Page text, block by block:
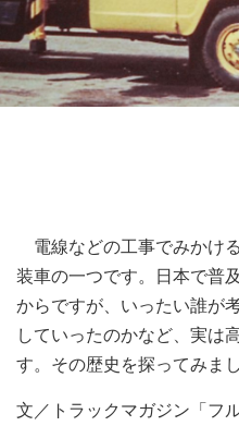
電線などの工事でみかけ
装車の一つです。日本で普
からですが、いったい誰が
していったのかなど、実は
す。その歴史を探ってみまし
文／トラックマガジン「フ